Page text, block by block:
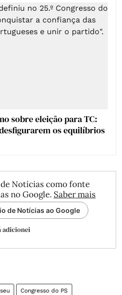
sobre eleição para TC:
os equilíbrios
Notícias como fonte
no Google. Saber mais
de Notícias ao Google
adicionei
Congresso do PS